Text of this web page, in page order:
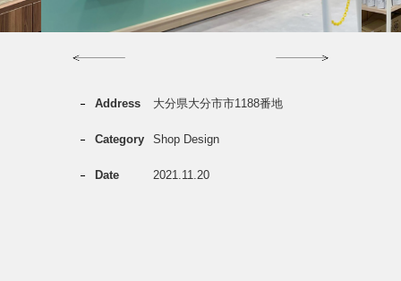
Previous Next
Address 大分県大分市市1188番地
Category Shop Design
Date 2021.11.20